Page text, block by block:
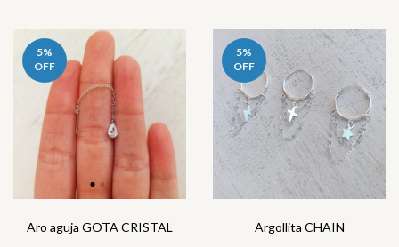
5%
OFF
Aro aguja GOTA CRISTAL
5%
OFF
Argollita CHAIN